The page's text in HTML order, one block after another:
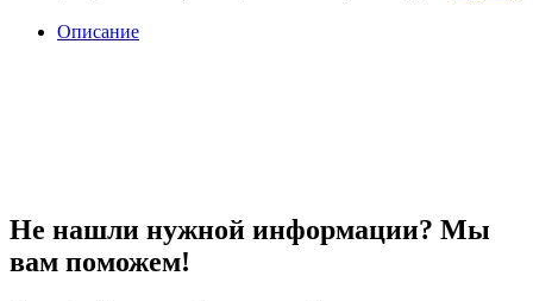
Описание
Не нашли нужной информации? Мы
вам поможем!